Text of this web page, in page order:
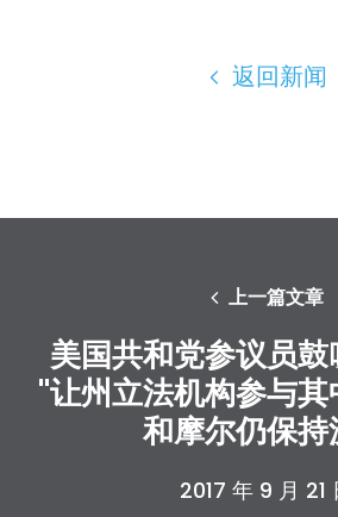
返回新闻
上一篇文章
美国共和党参议员
"让州立法机构参与
和摩尔仍保持
2017 年 9 月 21